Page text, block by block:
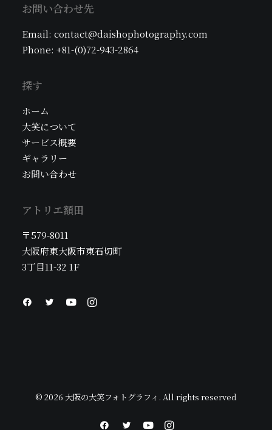
お問い合わせ先
Email: contact@daishophotography.com
Phone: +81-(0)72-943-2864
探す
ホーム
大笑について
サービス概要
ギャラリー
お問い合わせ
アトリエ額田
〒579-8011
大阪府東大阪市東石切町
3丁目11-32 1F
© 2026 大阪の大笑フォトグラフィ. All rights reserved